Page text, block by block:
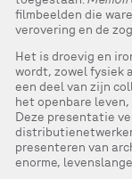
filmbeelden die
verovering en de
Het is droevig en
wordt, zowel fysiek
een deel van zijn
het openbare
Deze presentatie
presenteren van
enorme,